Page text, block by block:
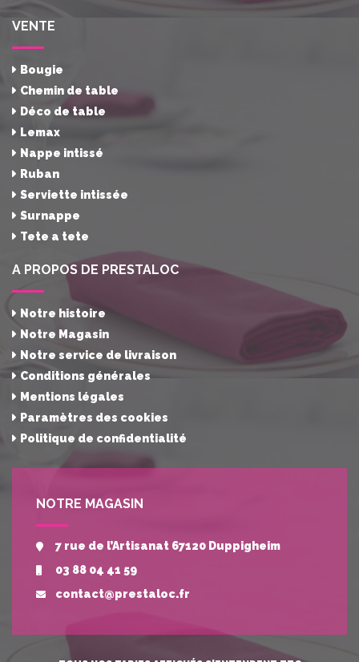
VENTE
Bougie
Chemin de table
Déco de table
Lemax
Nappe intissé
Ruban
Serviette intissée
Surnappe
Tete a tete
A PROPOS DE PRESTALOC
Notre histoire
Notre Magasin
Notre service de livraison
Conditions générales
Mentions légales
Paramètres des cookies
Politique de confidentialité
NOTRE MAGASIN
7 rue de l’Artisanat 67120 Duppigheim
03 88 04 41 59
contact@prestaloc.fr